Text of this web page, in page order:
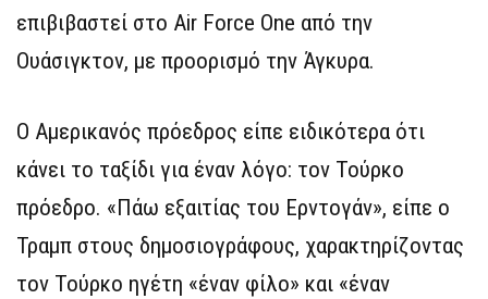
επιβιβαστεί στο Air Force One από την
Ουάσιγκτον, με προορισμό την Άγκυρα.
Ο Αμερικανός πρόεδρος είπε ειδικότερα ότι
κάνει το ταξίδι για έναν λόγο: τον Τούρκο
πρόεδρο. «Πάω εξαιτίας του Ερντογάν», είπε ο
Τραμπ στους δημοσιογράφους, χαρακτηρίζοντας
τον Τούρκο ηγέτη «έναν φίλο» και «έναν